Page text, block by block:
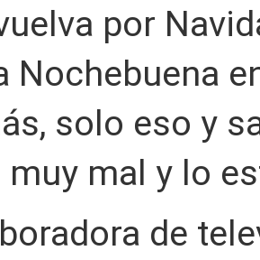
por
Nochebuena
solo eso y
muy mal y lo
de